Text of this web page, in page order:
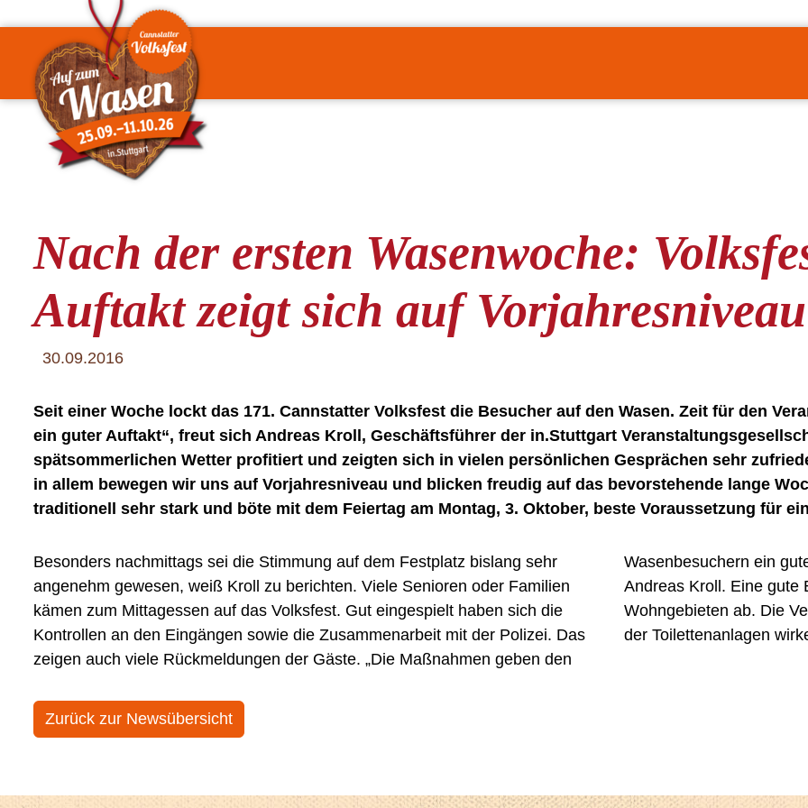
Nach der ersten Wasenwoche:
Auftakt zeigt sich auf Vorjahresniveau
30.09.2016
Seit einer Woche lockt das 171. Cannstatter Volksfest die Besucher auf den Wasen. Zeit für den
ein guter Auftakt“, freut sich Andreas Kroll, Geschäftsführer der in.Stuttgart
spätsommerlichen Wetter profitiert und zeigten sich in vielen persönlichen Gesprächen sehr
in allem bewegen wir uns auf Vorjahresniveau und blicken freudig auf das bevorstehende lange
traditionell sehr stark und böte mit dem Feiertag am Montag, 3. Oktober, beste Voraussetzung für
Besonders nachmittags sei die Stimmung auf dem Festplatz bislang sehr
angenehm gewesen, weiß Kroll zu berichten. Viele Senioren oder Familien
kämen zum Mittagessen auf das Volksfest. Gut eingespielt haben sich die
Kontrollen an den Eingängen sowie die Zusammenarbeit mit der Polizei. Das
zeigen auch viele Rückmeldungen der Gäste. „Die Maßnahmen geben den
Wasenbesuchern ein gutes Grundgefühl, ohne dabei abzuschrecken“, sagt
Andreas Kroll. Eine gute Entwicklung zeichnet sich in den angrenzenden
Wohngebieten ab. Die Verkehrsmaßnahmen in den Straßen und der Aufbau
der Toilettenanlagen
Zurück zur Newsübersicht